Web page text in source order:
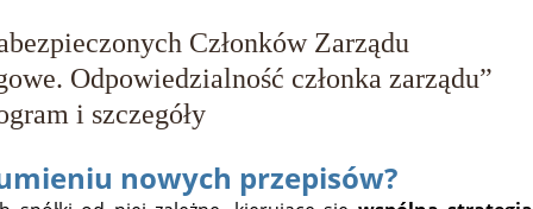
Członków Zarządu
Odpowiedzialność członka zarządu”
i szczegóły
nowych przepisów?